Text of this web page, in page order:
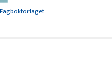
Fagbokforlaget